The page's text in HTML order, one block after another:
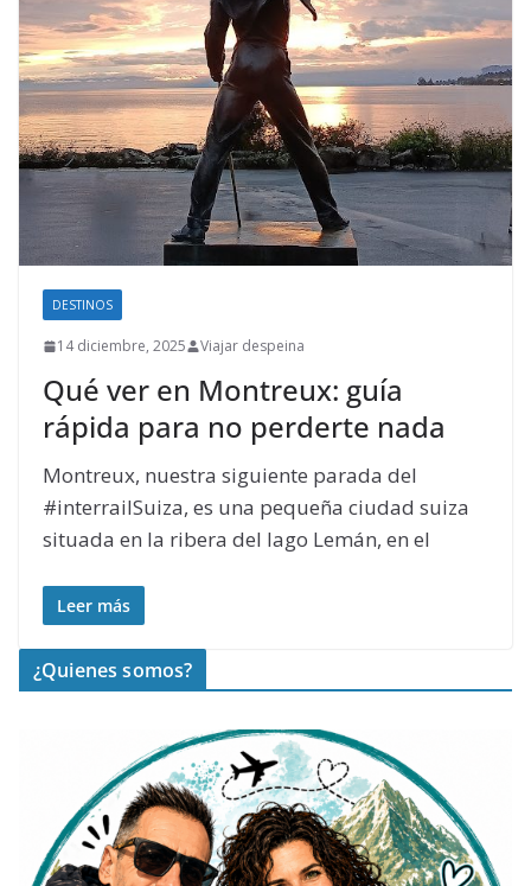
DESTINOS
14 diciembre, 2025 Viajar despeina
Qué ver en Montreux: guía
rápida para no perderte nada
Montreux, nuestra siguiente parada del
#interrailSuiza, es una pequeña ciudad suiza
situada en la ribera del lago Lemán, en el
Leer más
¿Quienes somos?